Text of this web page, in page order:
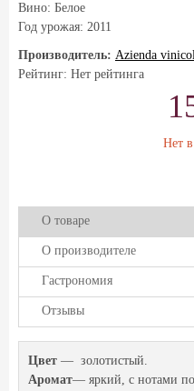
Вино: Белое
Год урожая: 2011
Производитель: Azienda
Рейтинг: Нет рейтинга
Нет
О товаре
О производителе
Гастрономия
Отзывы
Цвет — золотистый.
Аромат— яркий, с нотами